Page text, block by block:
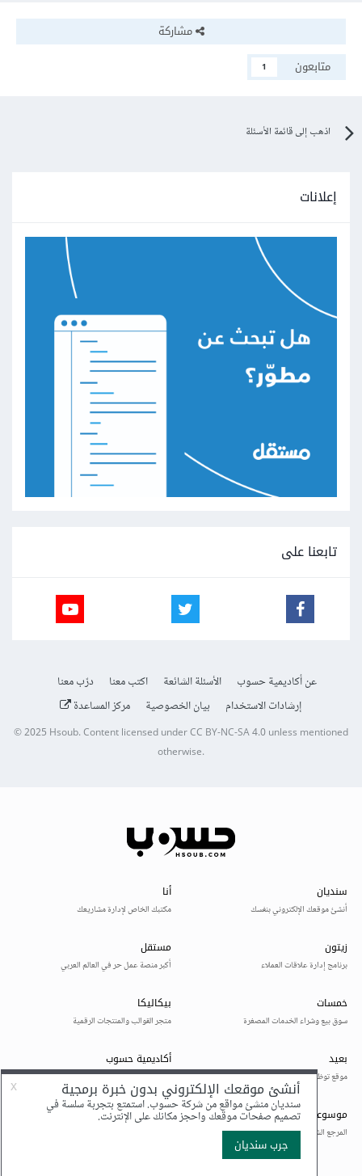
مشاركة
متابعون
1
اذهب إلى قائمة الأسئلة
إعلانات
تابعنا على
عن أكاديمية حسوب الأسئلة الشائعة اكتب معنا
درّب معنا
إرشادات الاستخدام
بيان الخصوصية مركز المساعدة
© 2025Hsoub.Content licensed underCC BY-NC-SA 4.0unless mentioned
otherwise.